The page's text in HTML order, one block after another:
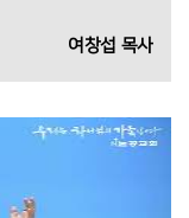
여창섭 목사